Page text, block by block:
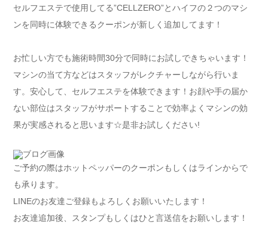
セルフエステで使用してる”CELLZERO”とハイフの２つのマシ
ンを同時に体験できるクーポンが新しく追加してます！
お忙しい方でも施術時間30分で同時にお試しできちゃいます！
マシンの当て方などはスタッフがレクチャーしながら行いま
す。安心して、セルフエステを体験できます！お顔や手の届か
ない部位はスタッフがサポートすることで効率よくマシンの効
果が実感されると思います☆是非お試しください!
ご予約の際はホットペッパーのクーポンもしくはラインからで
も承ります。
LINEのお友達ご登録もよろしくお願いいたします！
お友達追加後、スタンプもしくはひと言送信をお願いします！